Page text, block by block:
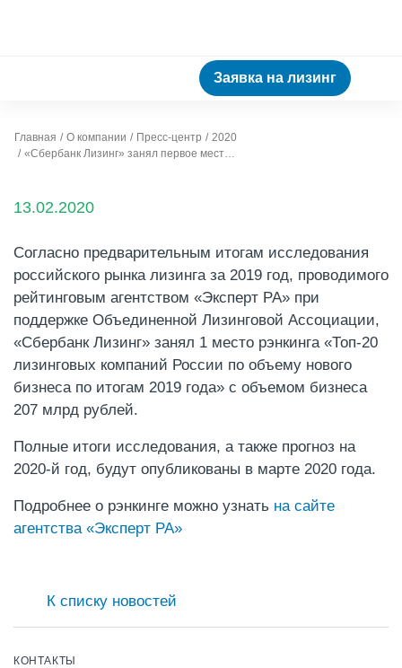
Заявка на лизинг
Главная О компании Пресс-центр
2020
«Сбербанк Лизинг» занял первое место рэнкинга «Топ-20 лизинговых компаний России по объему нового бизнеса по итогам 2019 года»
КОНТАКТЫ
13.02.2020
Согласно предварительным итогам исследования
российского рынка лизинга за 2019 год, проводимого
рейтинговым агентством «Эксперт РА» при
поддержке Объединенной Лизинговой Ассоциации,
«Сбербанк Лизинг» занял 1 место рэнкинга «Топ-20
лизинговых компаний России по объему нового
бизнеса по итогам 2019 года» с объемом бизнеса
207 млрд рублей.
Полные итоги исследования, а также прогноз на
2020-й год, будут опубликованы в марте 2020 года.
Подробнее о рэнкинге можно узнать на сайте
агентства «Эксперт РА»
К списку новостей